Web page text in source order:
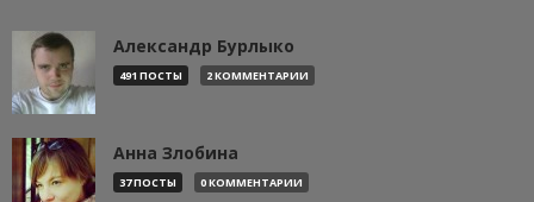
Александр Бурлыко
491 ПОСТЫ 2 КОММЕНТАРИИ
Анна Злобина
37 ПОСТЫ 0 КОММЕНТАРИИ